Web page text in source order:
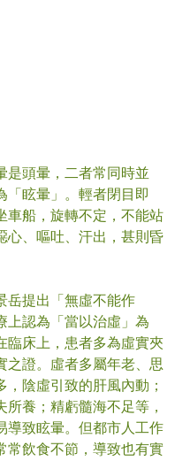
是頭暈，二者常同時並
「眩暈」。輕者閉目即
車船，旋轉不定，不能站
心、嘔吐、汗出，甚則昏
岳提出「無虛不能作
上認為「當以治虛」為
臨床上，患者多為虛實夾
之證。虛者多屬年老、思
，陰虛引致的肝風內動；
所養；精虧髓海不足等，
導致眩暈。但都市人工作
常飲食不節，導致也有實